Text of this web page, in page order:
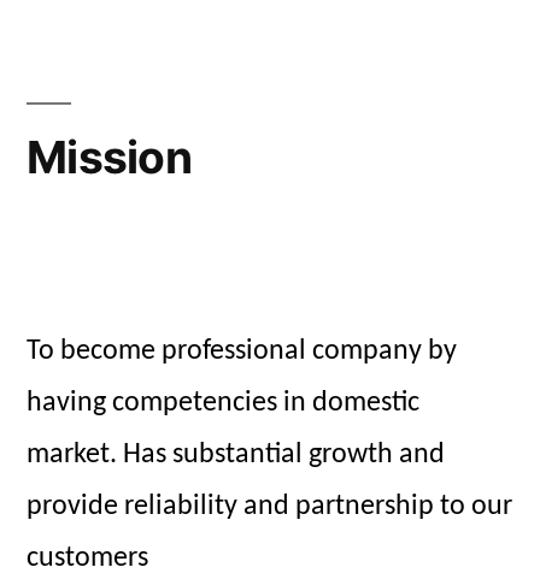
Mission
To become professional company by
having competencies in domestic
market. Has substantial growth and
provide reliability and partnership to our
customers